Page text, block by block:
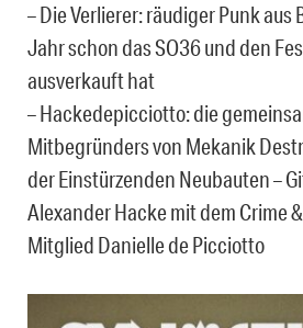
– Die Verlierer: räudiger Punk aus
Jahr schon das SO36 und den
ausverkauft hat
– Hackedepicciotto: die
Mitbegründers von Mekanik
der Einstürzenden Neubauten –
Alexander Hacke mit dem Crime
Mitglied Danielle de Picciotto